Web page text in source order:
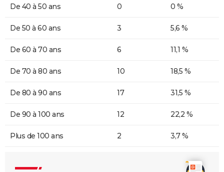
De 40 à 50 ans 0 0 %
De 50 à 60 ans 3 5,6 %
De 60 à 70 ans 6 11,1 %
De 70 à 80 ans 10 18,5 %
De 80 à 90 ans 17 31,5 %
De 90 à 100 ans 12 22,2 %
Plus de 100 ans 2 3,7 %